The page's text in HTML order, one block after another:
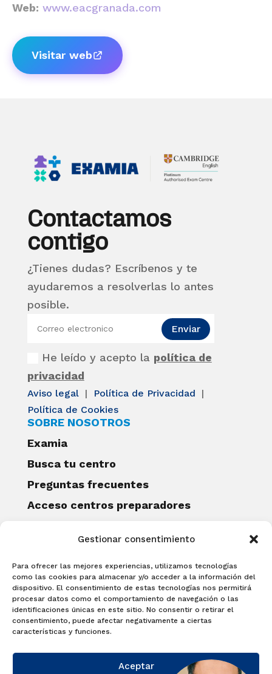
Gestionar consentimiento
Para ofrecer las mejores experiencias, utilizamos tecnologías
como las cookies para almacenar y/o acceder a la información del
dispositivo. El consentimiento de estas tecnologías nos permitirá
procesar datos como el comportamiento de navegación o las
identificaciones únicas en este sitio. No consentir o retirar el
consentimiento, puede afectar negativamente a ciertas
características y funciones.
Aceptar
Web: www.eacgranada.com
Visitar web
Contactamos
contigo
¿Tienes dudas? Escríbenos y te
ayudaremos a resolverlas lo antes
posible.
He leído y acepto la política de
privacidad
Enviar
Aviso legal | Política de Privacidad
|
Política de Cookies
SOBRE NOSOTROS
Examia
Busca tu centro
Preguntas frecuentes
Acceso centros preparadores
Becas Examia
Contacto
CERTIFICACIONES
Linguaskill
Cambridge English Qualifications
EXAMÍNATE
Matricúlate con nosotros y obtén tu